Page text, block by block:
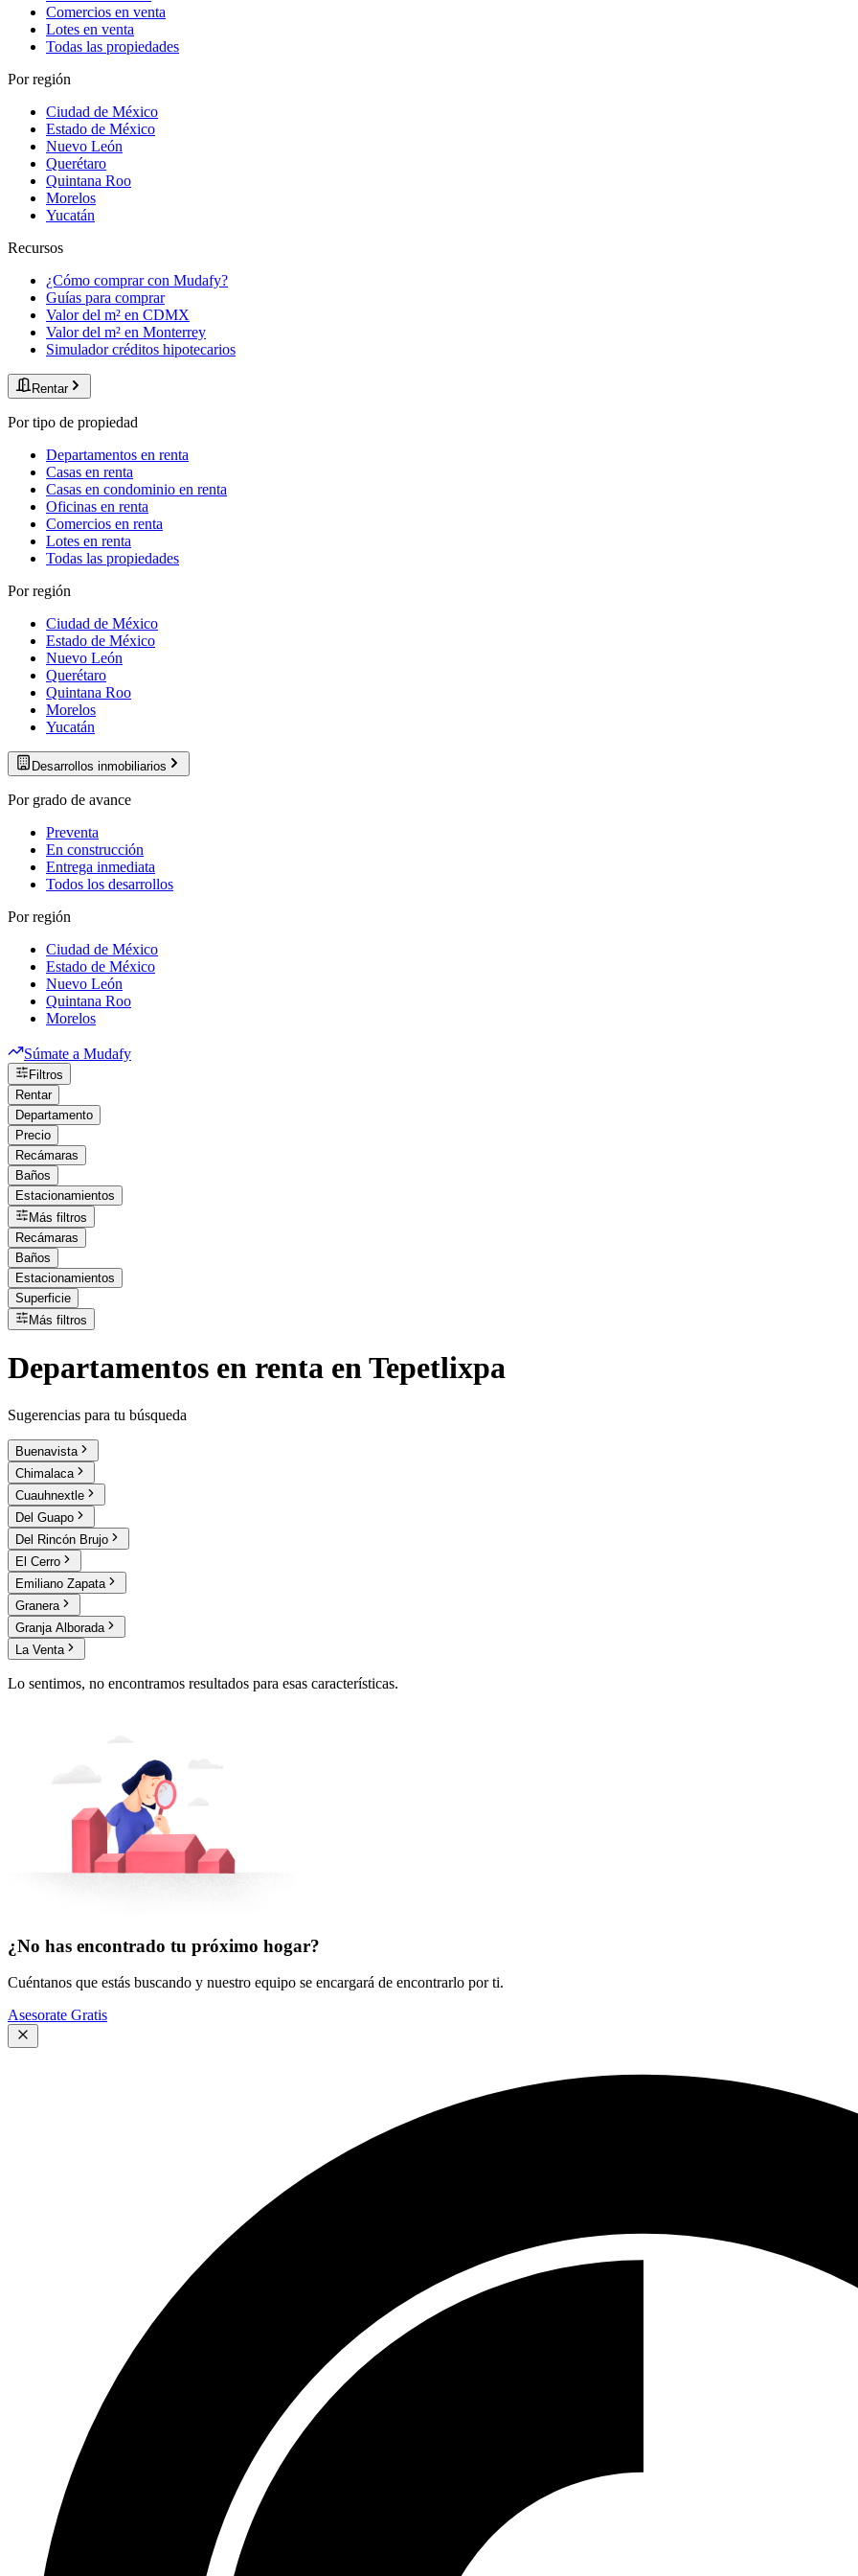
Comercios en venta
Lotes en venta
Todas las propiedades
Por región
Ciudad de México
Estado de México
Nuevo León
Querétaro
Quintana Roo
Morelos
Yucatán
Recursos
¿Cómo comprar con Mudafy?
Guías para comprar
Valor del m² en CDMX
Valor del m² en Monterrey
Simulador créditos hipotecarios
Rentar
Por tipo de propiedad
Departamentos en renta
Casas en renta
Casas en condominio en renta
Oficinas en renta
Comercios en renta
Lotes en renta
Todas las propiedades
Por región
Ciudad de México
Estado de México
Nuevo León
Querétaro
Quintana Roo
Morelos
Yucatán
Desarrollos inmobiliarios
Por grado de avance
Preventa
En construcción
Entrega inmediata
Todos los desarrollos
Por región
Ciudad de México
Estado de México
Nuevo León
Quintana Roo
Morelos
Súmate a Mudafy
Filtros
Rentar
Departamento
Precio
Recámaras
Baños
Estacionamientos
Más filtros
Recámaras
Baños
Estacionamientos
Superficie
Más filtros
Departamentos en renta en Tepetlixpa
Sugerencias para tu búsqueda
Buenavista
Chimalaca
Cuauhnextle
Del Guapo
Del Rincón Brujo
El Cerro
Emiliano Zapata
Granera
Granja Alborada
La Venta
Lo sentimos, no encontramos resultados para esas características.
¿No has encontrado tu próximo hogar?
Cuéntanos que estás buscando y nuestro equipo se encargará de encontrarlo por ti.
Asesorate Gratis